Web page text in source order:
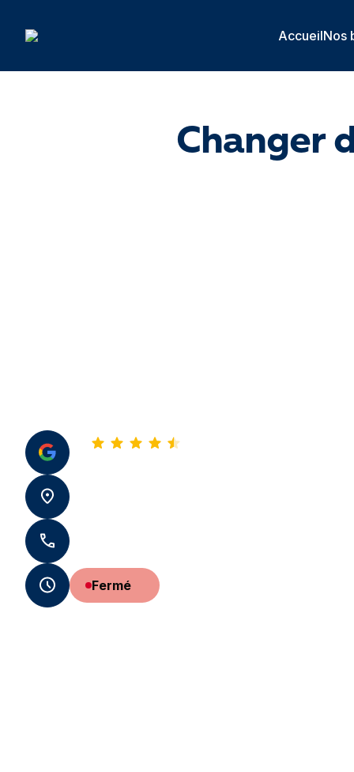
AccueilNos
Changer
Fermé